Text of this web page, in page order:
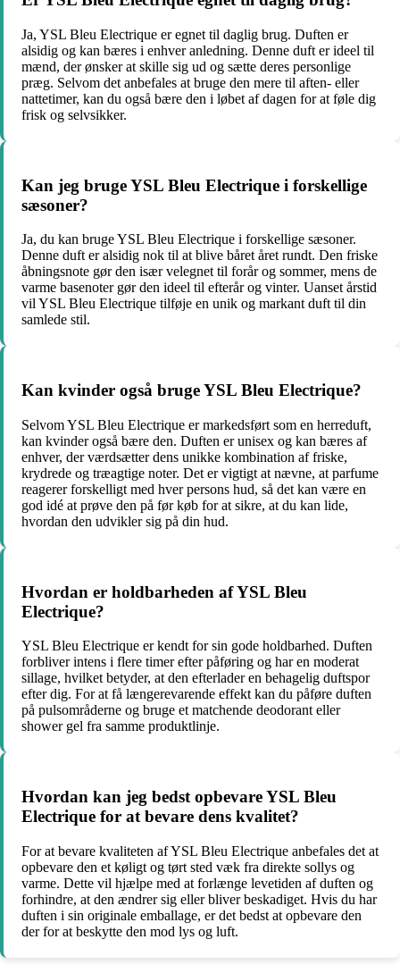
Ja, YSL Bleu Electrique er egnet til daglig brug. Duften er
alsidig og kan bæres i enhver anledning. Denne duft er ideel til
mænd, der ønsker at skille sig ud og sætte deres personlige
præg. Selvom det anbefales at bruge den mere til aften- eller
nattetimer, kan du også bære den i løbet af dagen for at føle dig
frisk og selvsikker.
Kan jeg bruge YSL Bleu Electrique i forskellige
sæsoner?
Ja, du kan bruge YSL Bleu Electrique i forskellige sæsoner.
Denne duft er alsidig nok til at blive båret året rundt. Den friske
åbningsnote gør den især velegnet til forår og sommer, mens de
varme basenoter gør den ideel til efterår og vinter. Uanset årstid
vil YSL Bleu Electrique tilføje en unik og markant duft til din
samlede stil.
Kan kvinder også bruge YSL Bleu Electrique?
Selvom YSL Bleu Electrique er markedsført som en herreduft,
kan kvinder også bære den. Duften er unisex og kan bæres af
enhver, der værdsætter dens unikke kombination af friske,
krydrede og træagtige noter. Det er vigtigt at nævne, at parfume
reagerer forskelligt med hver persons hud, så det kan være en
god idé at prøve den på før køb for at sikre, at du kan lide,
hvordan den udvikler sig på din hud.
Hvordan er holdbarheden af YSL Bleu
Electrique?
YSL Bleu Electrique er kendt for sin gode holdbarhed. Duften
forbliver intens i flere timer efter påføring og har en moderat
sillage, hvilket betyder, at den efterlader en behagelig duftspor
efter dig. For at få længerevarende effekt kan du påføre duften
på pulsområderne og bruge et matchende deodorant eller
shower gel fra samme produktlinje.
Hvordan kan jeg bedst opbevare YSL Bleu
Electrique for at bevare dens kvalitet?
For at bevare kvaliteten af YSL Bleu Electrique anbefales det at
opbevare den et køligt og tørt sted væk fra direkte sollys og
varme. Dette vil hjælpe med at forlænge levetiden af duften og
forhindre, at den ændrer sig eller bliver beskadiget. Hvis du har
duften i sin originale emballage, er det bedst at opbevare den
der for at beskytte den mod lys og luft.